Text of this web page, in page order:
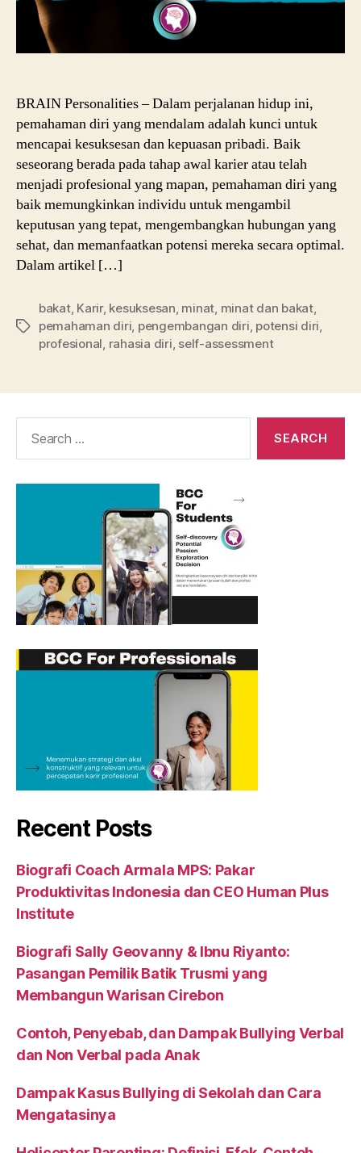
BRAIN Personalities – Dalam perjalanan hidup ini,
pemahaman diri yang mendalam adalah kunci untuk
mencapai kesuksesan dan kepuasan pribadi. Baik
seseorang berada pada tahap awal karier atau telah
menjadi profesional yang mapan, pemahaman diri yang
baik memungkinkan individu untuk mengambil
keputusan yang tepat, mengembangkan hubungan yang
sehat, dan memanfaatkan potensi mereka secara optimal.
Dalam artikel […]
Tags
bakat, Karir, kesuksesan, minat, minat dan bakat,
pemahaman diri, pengembangan diri, potensi diri,
profesional, rahasia diri, self-assessment
Recent Posts
Biografi Coach Armala MPS: Pakar
Produktivitas Indonesia dan CEO Human Plus
Institute
Biografi Sally Geovanny & Ibnu Riyanto:
Pasangan Pemilik Batik Trusmi yang
Membangun Warisan Cirebon
Contoh, Penyebab, dan Dampak Bullying Verbal
dan Non Verbal pada Anak
Dampak Kasus Bullying di Sekolah dan Cara
Mengatasinya